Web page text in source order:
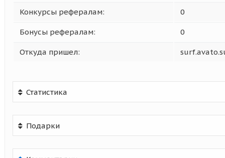
Конкурсы рефералам: 0
Бонусы рефералам: 0
Откуда пришел:
Статистика
Подарки